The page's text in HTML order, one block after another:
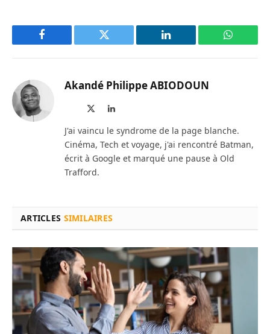
Facebook Twitter LinkedIn
Akandé Philippe ABIODOUN
LinkedIn
J'ai vaincu le syndrome de la page blanche.
Cinéma, Tech et voyage, j'ai rencontré Batman,
écrit à Google et marqué une pause à Old
Trafford.
ARTICLES SIMILAIRES